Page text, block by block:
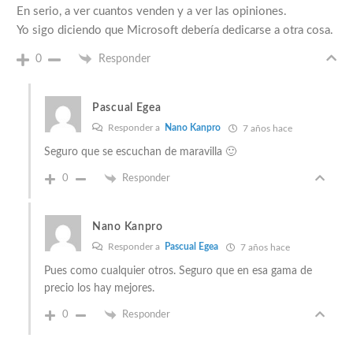
En serio, a ver cuantos venden y a ver las opiniones.
Yo sigo diciendo que Microsoft debería dedicarse a otra cosa.
0 Responder
Pascual Egea
Responder a Nano Kanpro 7 años hace
Seguro que se escuchan de maravilla 🙂
0 Responder
Nano Kanpro
Responder a Pascual Egea 7 años hace
Pues como cualquier otros. Seguro que en esa gama de
precio los hay mejores.
0 Responder